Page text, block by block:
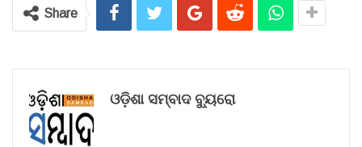
Share
ଓଡ଼ିଶା ସମ୍ବାଦ ବ୍ୟୁରୋ